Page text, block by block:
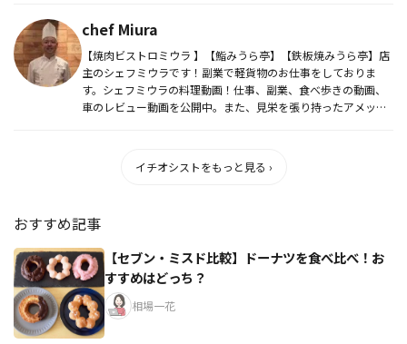
chef Miura
【焼肉ビストロミウラ 】【鮨みうら亭】【鉄板焼みうら亭】店
主のシェフミウラです！副業で軽貨物のお仕事をしておりま
す。シェフミウラの料理動画！仕事、副業、食べ歩きの動画、
車のレビュー動画を公開中。また、見栄を張り持ったアメック
イチオシストをもっと見る ›
おすすめ記事
【セブン・ミスド比較】ドーナツを食べ比べ！お
すすめはどっち？
相場一花